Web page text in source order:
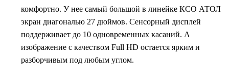
комфортно. У нее самый большой в линейке КСО АТОЛ
экран диагональю 27 дюймов. Сенсорный дисплей
поддерживает до 10 одновременных касаний. А
изображение с качеством Full HD остается ярким и
разборчивым под любым углом.